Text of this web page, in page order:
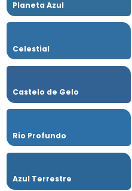
Planeta Azul
Celestial
Castelo de Gelo
Rio Profundo
Azul Terrestre